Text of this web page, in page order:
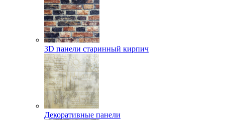
3D панели старинный кирпич
Декоративные панели